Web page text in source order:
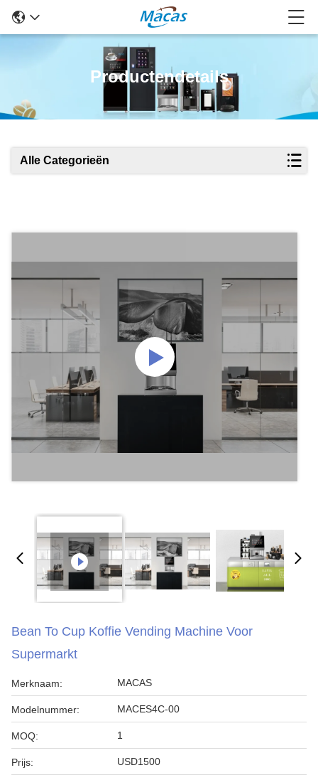
Productendetails
Alle Categorieën
Bean To Cup Koffie Vending Machine Voor
Supermarkt
Merknaam: MACAS
Modelnummer: MACES4C-00
MOQ: 1
Prijs: USD1500